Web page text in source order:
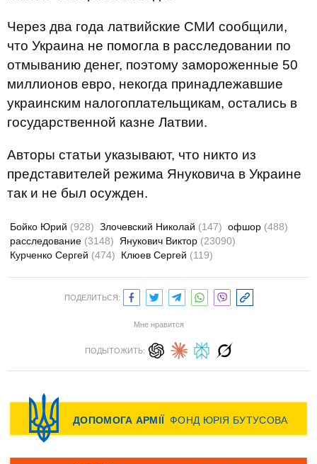
Через два года латвийские СМИ сообщили,
что Украина не помогла в расследовании по
отмыванию денег, поэтому замороженные 50
миллионов евро, некогда принадлежавшие
украинским налогоплательщикам, остались в
государственной казне Латвии.
Авторы статьи указывают, что никто из
представителей режима Януковича в Украине
так и не был осужден.
Бойко Юрий (928) Злочевский Николай (147) офшор (488)
расследование (3148) Янукович Виктор (23090)
Курченко Сергей (474) Клюев Сергей (119)
ПОДЕЛИТЬСЯ:
Мне нравится
ПОДЫТОЖИТЬ: